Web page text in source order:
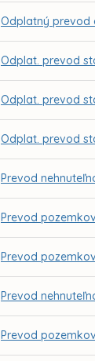
Odplatný prevod
Odplat. prevod
Odplat. prevod
Odplat. prevod
Prevod
Prevod
Prevod
Prevod
Prevod